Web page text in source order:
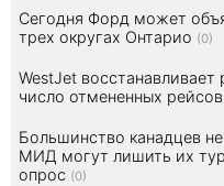
Сегодня Форд может
трех округах Онтарио (0)
WestJet восстанавливает
число отмененных
Большинство канадцев
МИД могут лишить их
опрос (0)